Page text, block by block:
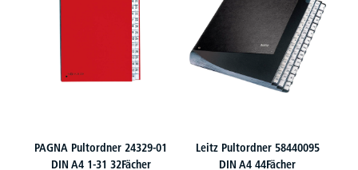
PAGNA Pultordner 24329-01
DIN A4 1-31 32Fächer
Leitz Pultordner 58440095
DIN A4 44Fächer